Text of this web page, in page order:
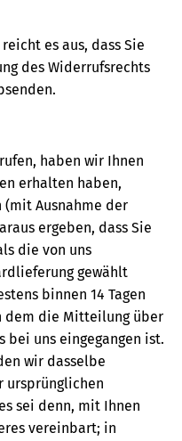
es aus, dass Sie
des Widerrufsrechts
haben wir Ihnen
erhalten haben,
Ausnahme der
ergeben, dass Sie
die von uns
gewählt
binnen 14 Tagen
dem die Mitteilung über
bei uns eingegangen ist.
wir dasselbe
ursprünglichen
sei denn, mit Ihnen
vereinbart; in